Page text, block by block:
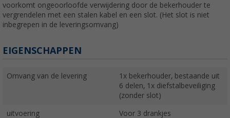
voorkomt ongeoorloofde verwijdering door de bekerhouder te
vergrendelen met een stalen kabel en een slot. (Het slot is niet
inbegrepen in de leveringsomvang)
EIGENSCHAPPEN
Omvang van de levering
1x bekerhouder, bestaande uit
6 delen, 1x diefstalbeveiliging
(zonder slot)
uitvoering Voor 3 drankjes